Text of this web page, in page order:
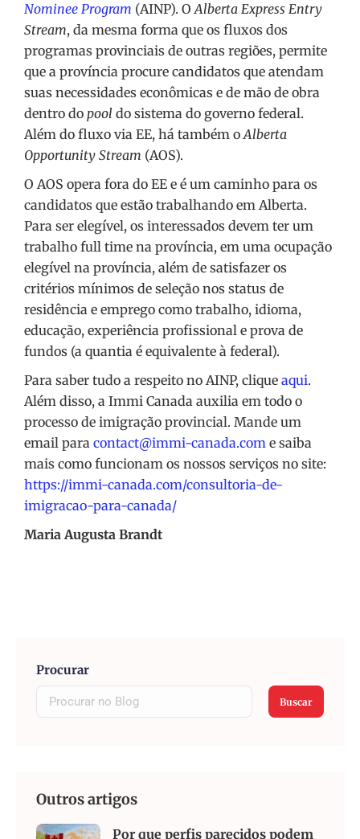
Nominee Program (AINP). OAlberta Express Entry
Stream, da mesma forma que os fluxos dos
programas provinciais de outras regiões, permite
que a província procure candidatos que atendam
suas necessidades econômicas e de mão de obra
dentro do pool do sistema do governo federal.
Além do fluxo via EE, há também oAlberta
Opportunity Stream (AOS).
O AOS opera fora do EE e é um caminho para os
candidatos que estão trabalhando em Alberta.
Para ser elegível, os interessados devem ter um
trabalho full time na província, em uma ocupação
elegível na província, além de satisfazer os
critérios mínimos de seleção nos status de
residência e emprego como trabalho, idioma,
educação, experiência profissional e prova de
fundos (a quantia é equivalente à federal).
Para saber tudo a respeito no AINP, clique aqui.
Além disso, a Immi Canada auxilia em todo o
processo de imigração provincial. Mande um
email para contact@immi-canada.com e saiba
mais como funcionam os nossos serviços no site:
https://immi-canada.com/consultoria-de-
imigracao-para-canada/
Maria Augusta Brandt
Procurar
Buscar
Outros artigos
Por que perfis parecidos podem